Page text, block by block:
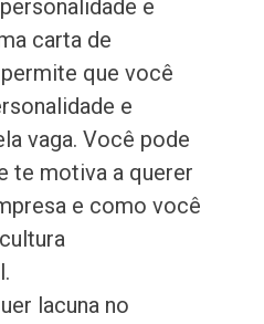
e
carta de
que você
e
vaga. Você pode
te motiva a querer
e como você
lacuna no